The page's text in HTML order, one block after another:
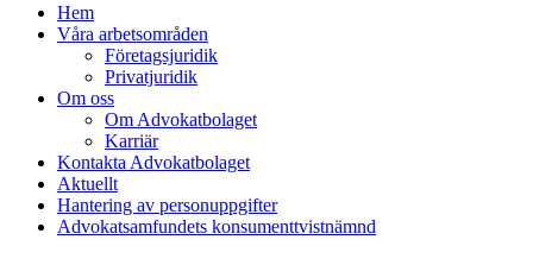
Hem
Våra arbetsområden
Företagsjuridik
Privatjuridik
Om oss
Om Advokatbolaget
Karriär
Kontakta Advokatbolaget
Aktuellt
Hantering av personuppgifter
Advokatsamfundets konsumenttvistnämnd